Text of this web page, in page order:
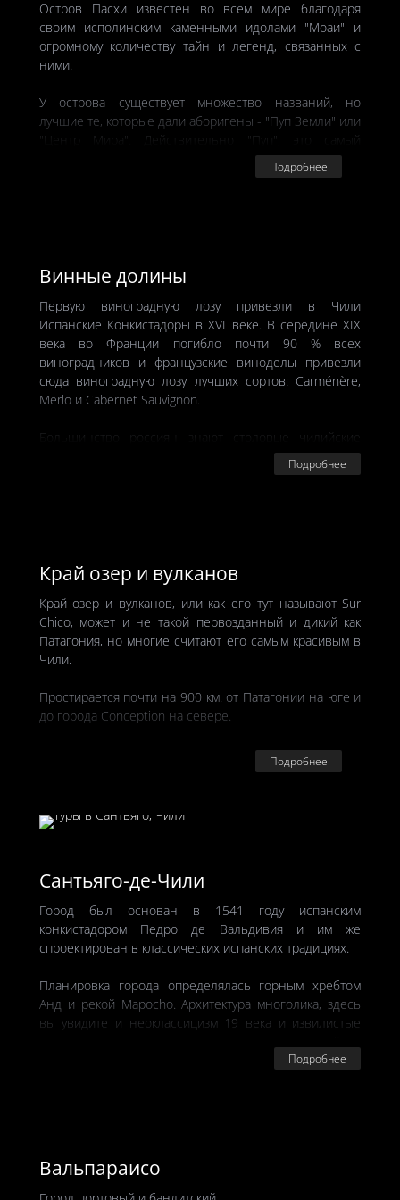
В Доколумбовую эпоху здесь были леса и пампасы, но
потом пришли европейцы и посеяли разумное,
доброе, вечное - вырубили леса и начали добычу
соли, серебра, а теперь и лития.
Остров Пасхи известен во всем мире благодаря
своим исполинским каменными идолами "Моаи" и
огромному количеству тайн и легенд, связанных с
ними.
У острова существует множество названий, но
лучшие те, которые дали аборигены - "Пуп Земли" или
"Центр Мира". Действительно "Пуп", это самый
удаленный остров на Земле - до Южной Америки
3700 км. Очень многое говорят эти названия о нас с
сможем организовать для вас обед или барбекю в
одной из семей островитян, и они сами расскажут вам
свою невероятную историю.
Подробнее
Винные долины
Первую виноградную лозу привезли в Чили
Испанские Конкистадоры в XVI веке. В середине XIX
века во Франции погибло почти 90 % всех
виноградников и французские виноделы привезли
сюда виноградную лозу лучших сортов: Carménère,
Merlo и Cabernet Sauvignon.
Большинство россиян знают столовые чилийские
вина, которые продают в наших магазинах. Обычно
это сорт Кармене́р. Однако в чилийское виноделие
Chardonnay, Pinot Noir, Merlot, Cab Sauvignon и Syrah.
Подробнее
Край озер и вулканов
Край озер и вулканов, или как его тут называют Sur
Chico, может и не такой первозданный и дикий как
Патагония, но многие считают его самым красивым в
Чили.
Простирается почти на 900 км. от Патагонии на юге и
до города Conception на севере.
Главные города Pucon на берегу озера Lago Villarrica
и Puerto Varas на берегу озера Lago Llanquihue.
леса и вулканы, чьи вершины покрыты шапками
Подробнее
Сантьяго-де-Чили
Город был основан в 1541 году испанским
конкистадором Педро де Вальдивия и им же
спроектирован в классических испанских традициях.
Планировка города определялась горным хребтом
Анд и рекой Mapocho. Архитектура многолика, здесь
вы увидите и неоклассицизм 19 века и извилистые
Подробнее
Вальпараисо